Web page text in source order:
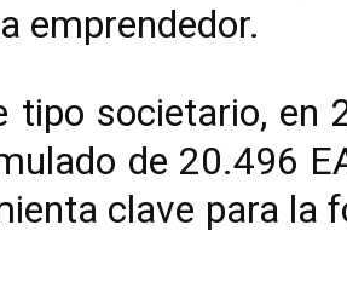
emprendedor.
tipo societario,
de 20.496
clave para la